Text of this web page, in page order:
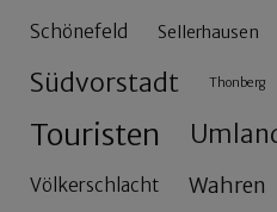
Schönefeld Sellerhausen
Südvorstadt Thonberg
Touristen
Völkerschlacht Wahren